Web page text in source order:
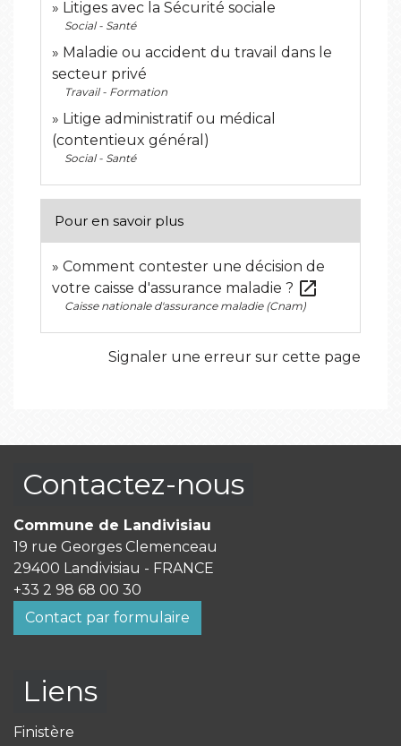
Litiges avec la Sécurité sociale
Social - Santé
Maladie ou accident du travail dans le
secteur privé
Travail - Formation
Litige administratif ou médical
(contentieux général)
Social - Santé
Pour en savoir plus
Comment contester une décision de
votre caisse d'assurance maladie ? open_in_new
Caisse nationale d'assurance maladie (Cnam)
Signaler une erreur sur cette page
Contactez-nous
Commune de Landivisiau
19 rue Georges Clemenceau
29400 Landivisiau - FRANCE
+33 2 98 68 00 30
Contact par formulaire
Liens
Finistère